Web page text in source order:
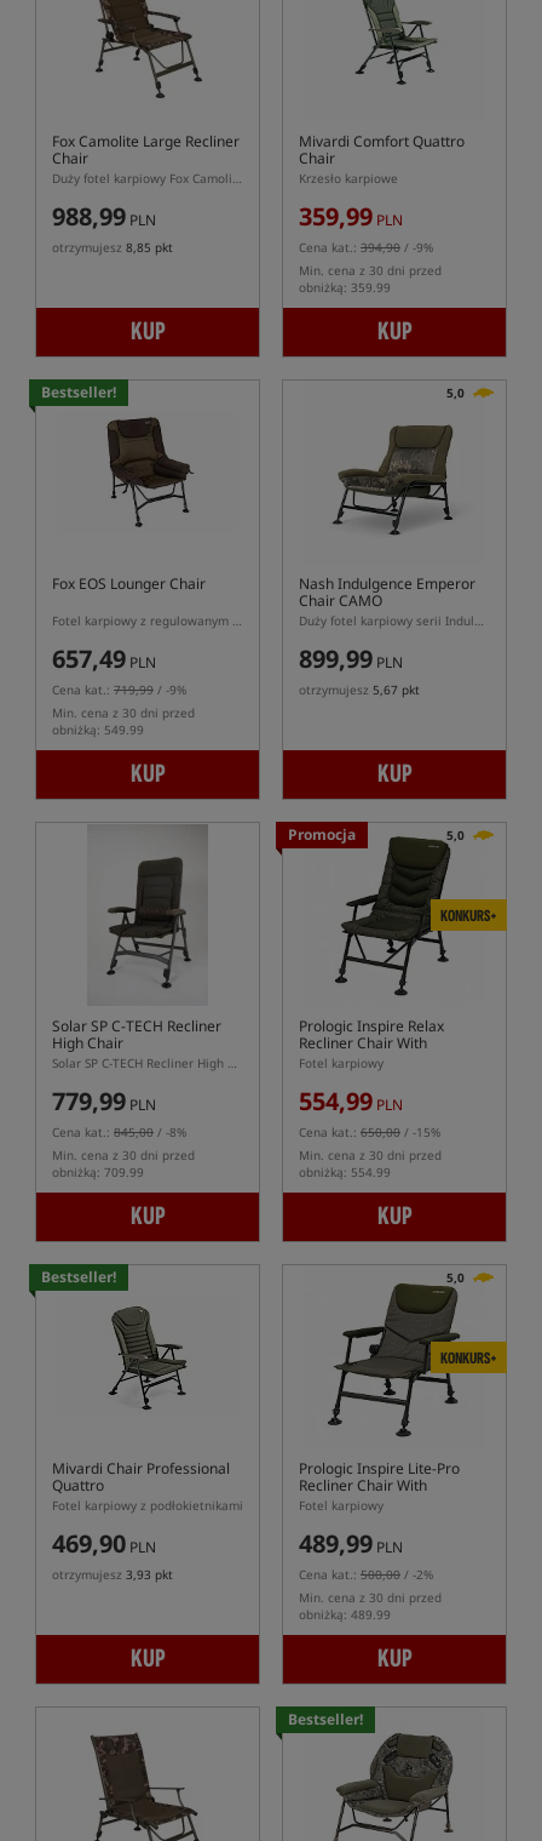
Fox Camolite Large Recliner
Chair
Duży fotel karpiowy Fox Camolite XL z regulacją oparcia
988,99 PLN
otrzymujesz 8,85 pkt
KUP
Mivardi Comfort Quattro
Chair
Krzesło karpiowe
359,99 PLN
Cena kat.: 394,90 / -9%
Min. cena z 30 dni przed
obniżką: 359.99
KUP
Bestseller!
Fox EOS Lounger Chair
Fotel karpiowy z regulowanym oparciem
657,49 PLN
Cena kat.: 719,99 / -9%
Min. cena z 30 dni przed
obniżką: 549.99
KUP
5,0
Nash Indulgence Emperor
Chair CAMO
Duży fotel karpiowy serii Indulgence w kolorze kamuflażu
899,99 PLN
otrzymujesz 5,67 pkt
KUP
Solar SP C-TECH Recliner
High Chair
Solar SP C-TECH Recliner High Chair – regulowane krzesło karpiowe z wysokim oparciem
779,99 PLN
Cena kat.: 845,00 / -8%
Min. cena z 30 dni przed
obniżką: 709.99
KUP
Promocja 5,0
KONKURS+
Prologic Inspire Relax
Recliner Chair With
Armrests
Fotel karpiowy
554,99 PLN
Cena kat.: 650,00 / -15%
Min. cena z 30 dni przed
obniżką: 554.99
KUP
Bestseller!
Mivardi Chair Professional
Quattro
Fotel karpiowy z podłokietnikami
469,90 PLN
otrzymujesz 3,93 pkt
KUP
5,0
KONKURS+
Prologic Inspire Lite-Pro
Recliner Chair With
Armrests
Fotel karpiowy
489,99 PLN
Cena kat.: 500,00 / -2%
Min. cena z 30 dni przed
obniżką: 489.99
KUP
Bestseller!